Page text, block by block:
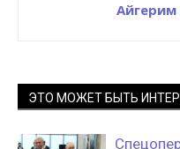
Айгерим
ЭТО МОЖЕТ БЫТЬ